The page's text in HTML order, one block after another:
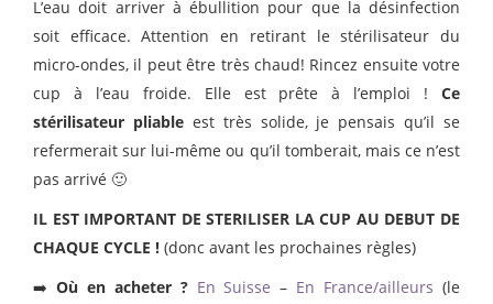
L’eau doit arriver à ébullition pour que la désinfection
soit efficace. Attention en retirant le stérilisateur du
micro-ondes, il peut être très chaud! Rincez ensuite votre
cup à l’eau froide. Elle est prête à l’emploi ! Ce
stérilisateur pliableest très solide, je pensais qu’il se
refermerait sur lui-même ou qu’il tomberait, mais ce n’est
pas arrivé 🙂
IL EST IMPORTANT DE STERILISER LA CUP AU DEBUT DE
CHAQUE CYCLE ! (donc avant les prochaines règles)
➡️ Où en acheter ? En Suisse – En France/ailleurs (le